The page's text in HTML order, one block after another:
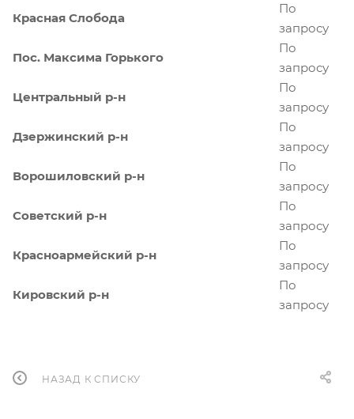
Красная Слобода
По
запросу
Пос. Максима Горького
По
запросу
Центральный р-н
По
запросу
Дзержинский р-н
По
запросу
Ворошиловский р-н
По
запросу
Советский р-н
По
запросу
Красноармейский р-н
По
запросу
Кировский р-н
По
запросу
НАЗАД К СПИСКУ